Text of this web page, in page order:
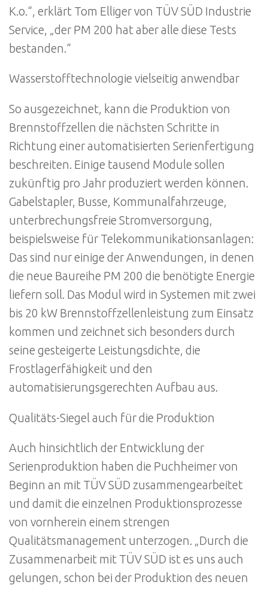
K.o.“, erklärt Tom Elliger von TÜV SÜD Industrie
Service, „der PM 200 hat aber alle diese Tests
bestanden.“
Wasserstofftechnologie vielseitig anwendbar
So ausgezeichnet, kann die Produktion von
Brennstoffzellen die nächsten Schritte in
Richtung einer automatisierten Serienfertigung
beschreiten. Einige tausend Module sollen
zukünftig pro Jahr produziert werden können.
Gabelstapler, Busse, Kommunalfahrzeuge,
unterbrechungsfreie Stromversorgung,
beispielsweise für Telekommunikationsanlagen:
Das sind nur einige der Anwendungen, in denen
die neue Baureihe PM 200 die benötigte Energie
liefern soll. Das Modul wird in Systemen mit zwei
bis 20 kW Brennstoffzellenleistung zum Einsatz
kommen und zeichnet sich besonders durch
seine gesteigerte Leistungsdichte, die
Frostlagerfähigkeit und den
automatisierungsgerechten Aufbau aus.
Qualitäts-Siegel auch für die Produktion
Auch hinsichtlich der Entwicklung der
Serienproduktion haben die Puchheimer von
Beginn an mit TÜV SÜD zusammengearbeitet
und damit die einzelnen Produktionsprozesse
von vornherein einem strengen
Qualitätsmanagement unterzogen. „Durch die
Zusammenarbeit mit TÜV SÜD ist es uns auch
gelungen, schon bei der Produktion des neuen